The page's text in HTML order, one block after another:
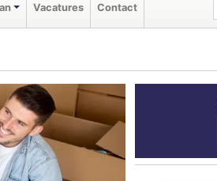
Vacatures Contact